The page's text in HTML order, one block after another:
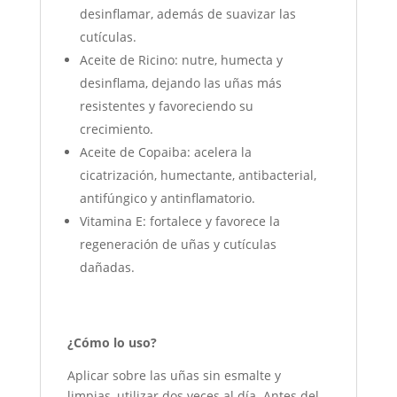
desinflamar, además de suavizar las
cutículas.
Aceite de Ricino: nutre, humecta y
desinflama, dejando las uñas más
resistentes y favoreciendo su
crecimiento.
Aceite de Copaiba: acelera la
cicatrización, humectante, antibacterial,
antifúngico y antinflamatorio.
Vitamina E: fortalece y favorece la
regeneración de uñas y cutículas
dañadas.
¿Cómo lo uso?
Aplicar sobre las uñas sin esmalte y